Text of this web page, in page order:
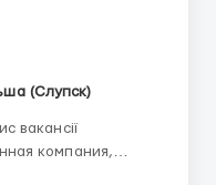
(Слупск)
спортивной обуви,